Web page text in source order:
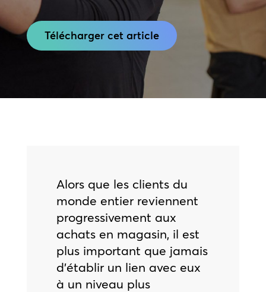
Télécharger cet article
Alors que les clients du
monde entier reviennent
progressivement aux
achats en magasin, il est
plus important que jamais
d’établir un lien avec eux
à un niveau plus